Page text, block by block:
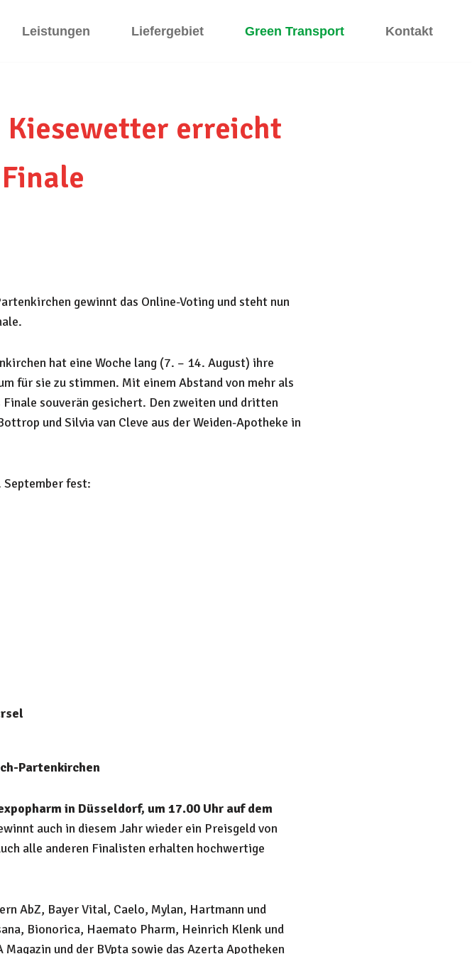
Leistungen Liefergebiet Green Transport Kontakt
Kiesewetter erreicht
gewinnt das Online-Voting und steht nun
hat eine Woche lang (7. – 14. August) ihre
für sie zu stimmen. Mit einem Abstand von mehr als
souverän gesichert. Den zweiten und dritten
und Silvia van Cleve aus der Weiden-Apotheke in
fest:
Partenkirchen
in Düsseldorf, um 17.00 Uhr auf dem
auch in diesem Jahr wieder ein Preisgeld von
alle anderen Finalisten erhalten hochwertige
AbZ, Bayer Vital, Caelo, Mylan, Hartmann und
Bionorica, Haemato Pharm, Heinrich Klenk und
und der BVpta sowie das Azerta Apotheken